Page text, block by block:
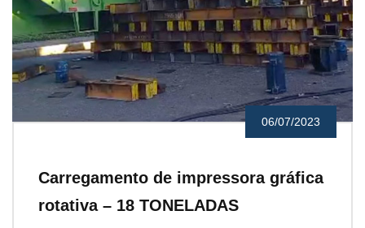
06/07/2023
Carregamento de impressora gráfica
rotativa – 18 TONELADAS